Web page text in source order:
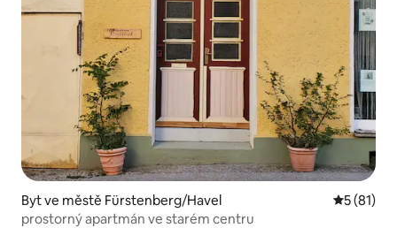
Byt ve městě Fürstenberg/Havel Průměrné
5 (81)
prostorný apartmán ve starém centru